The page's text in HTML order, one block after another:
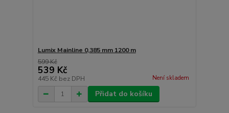
Lumix Mainline 0,385 mm 1200 m
599 Kč
539 Kč
445 Kč bez DPH Není skladem
Přidat do košíku